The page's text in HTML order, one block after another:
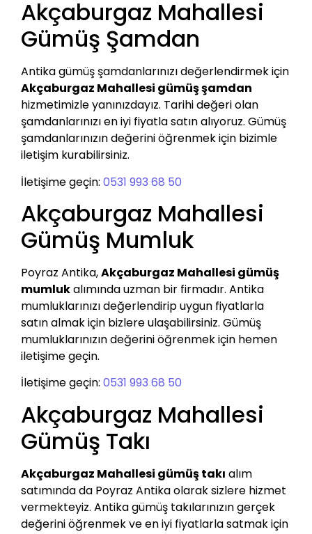
Akçaburgaz Mahallesi
Gümüş Şamdan
Antika gümüş şamdanlarınızı değerlendirmek için
Akçaburgaz Mahallesi gümüş şamdan
hizmetimizle yanınızdayız. Tarihi değeri olan
şamdanlarınızı en iyi fiyatla satın alıyoruz. Gümüş
şamdanlarınızın değerini öğrenmek için bizimle
iletişim kurabilirsiniz.
İletişime geçin: 0531 993 68 50
Akçaburgaz Mahallesi
Gümüş Mumluk
Poyraz Antika,Akçaburgaz Mahallesi gümüş
mumlukalımında uzman bir firmadır. Antika
mumluklarınızı değerlendirip uygun fiyatlarla
satın almak için bizlere ulaşabilirsiniz. Gümüş
mumluklarınızın değerini öğrenmek için hemen
iletişime geçin.
İletişime geçin: 0531 993 68 50
Akçaburgaz Mahallesi
Gümüş Takı
Akçaburgaz Mahallesi gümüş takı alım
satımında da Poyraz Antika olarak sizlere hizmet
vermekteyiz. Antika gümüş takılarınızın gerçek
değerini öğrenmek ve en iyi fiyatlarla satmak için